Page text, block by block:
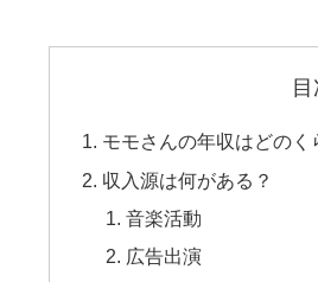
目
モモさんの年収はどのく
収入源は何がある？
音楽活動
広告出演